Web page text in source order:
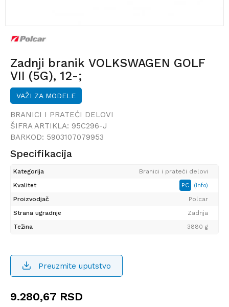
Zadnji branik VOLKSWAGEN GOLF
VII (5G), 12-;
VAŽI ZA MODELE
BRANICI I PRATEĆI DELOVI
ŠIFRA ARTIKLA: 95C296-J
BARKOD: 5903107079953
Specifikacija
Kategorija
Branici i prateći delovi
Kvalitet
PC (Info)
Proizvodjač
Polcar
Strana ugradnje
Zadnja
Težina
3880 g
Preuzmite uputstvo
9.280,67 RSD